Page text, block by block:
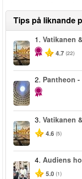
Tips på liknande
1. Vatikanen
4.7 (22)
2. Pantheon
3. Vatikanen
4.6 (5)
4. Audiens
5.0 (1)